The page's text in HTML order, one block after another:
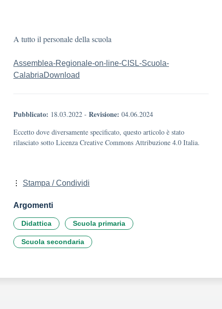
A tutto il personale della scuola
Assemblea-Regionale-on-line-CISL-Scuola-
CalabriaDownload
Pubblicato: 18.03.2022 - Revisione: 04.06.2024
Eccetto dove diversamente specificato, questo articolo è stato
rilasciato sotto Licenza Creative Commons Attribuzione 4.0 Italia.
Stampa / Condividi
Argomenti
Didattica Scuola primaria
Scuola secondaria